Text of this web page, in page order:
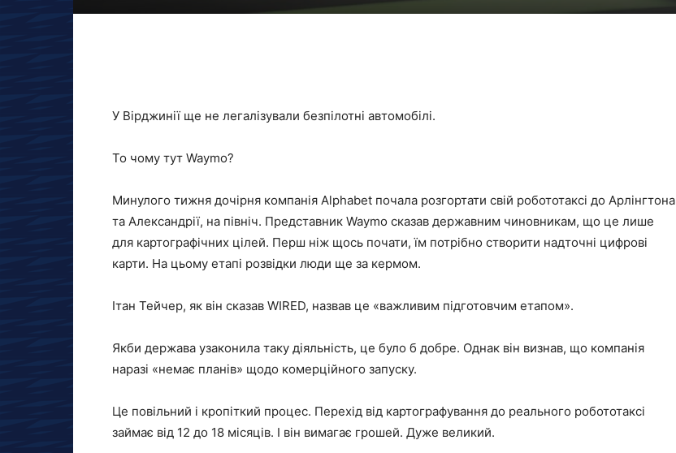
У Вірджинії ще не легалізували безпілотні автомобілі.
То чому тут Waymo?
Минулого тижня дочірня компанія Alphabet почала розгортати свій робототаксі до Арлінгтона
та Александрії, на північ. Представник Waymo сказав державним чиновникам, що це лише
для картографічних цілей. Перш ніж щось почати, їм потрібно створити надточні цифрові
карти. На цьому етапі розвідки люди ще за кермом.
Ітан Тейчер, як він сказав WIRED, назвав це «важливим підготовчим етапом».
Якби держава узаконила таку діяльність, це було б добре. Однак він визнав, що компанія
наразі «немає планів» щодо комерційного запуску.
Це повільний і кропіткий процес. Перехід від картографування до реального робототаксі
займає від 12 до 18 місяців. І він вимагає грошей. Дуже великий.